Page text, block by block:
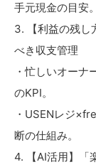
手元現金の目安。
3. 【利益の残し
べき収支管理
・忙しいオーナ
のKPI。
・USENレジ
断の仕組み。
4. 【AI活用】「